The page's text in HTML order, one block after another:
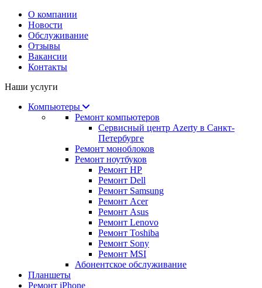
О компании
Новости
Обслуживание
Отзывы
Вакансии
Контакты
Наши услуги
Компьютеры
Ремонт компьютеров
Сервисный центр Azerty в Санкт-
Петербурге
Ремонт моноблоков
Ремонт ноутбуков
Ремонт HP
Ремонт Dell
Ремонт Samsung
Ремонт Acer
Ремонт Asus
Ремонт Lenovo
Ремонт Toshiba
Ремонт Sony
Ремонт MSI
Абонентское обслуживание
Планшеты
Ремонт iPhone